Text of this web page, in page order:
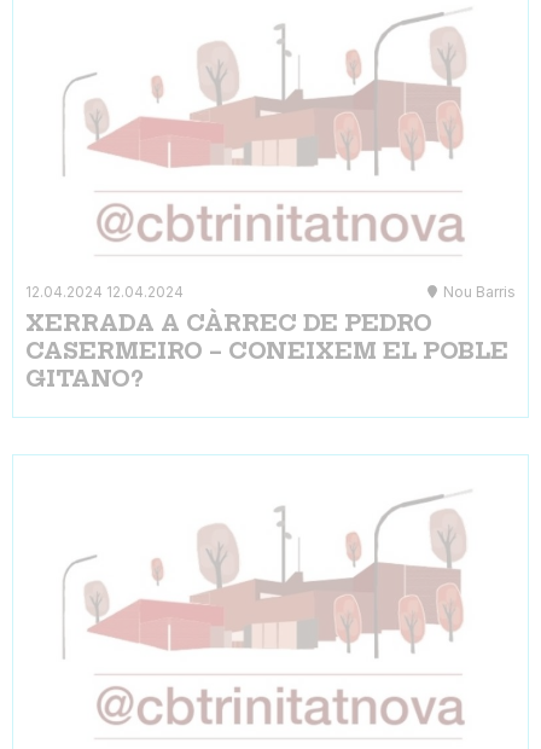
12.04.2024 12.04.2024 Nou Barris
XERRADA A CÀRREC DE PEDRO
CASERMEIRO – CONEIXEM EL POBLE
GITANO?